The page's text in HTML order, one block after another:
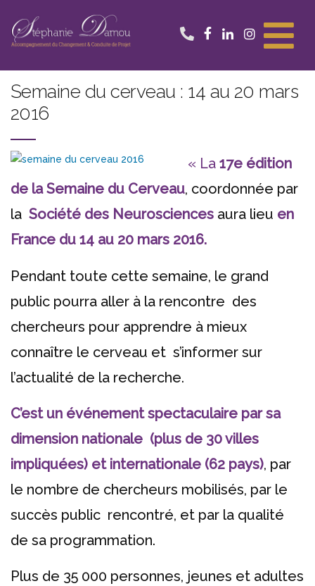
contenu
Semaine du cerveau : 14 au 20 mars
2016
« La 17e édition
de la Semaine du Cerveau, coordonnée par
la Société des Neurosciences aura lieu en
France du 14 au 20 mars 2016.
Pendant toute cette semaine, le grand
public pourra aller à la rencontre des
chercheurs pour apprendre à mieux
connaître le cerveau et s’informer sur
l’actualité de la recherche.
C’est un événement spectaculaire par sa
dimension nationale (plus de 30 villes
impliquées) et internationale (62 pays), par
le nombre de chercheurs mobilisés, par le
succès public rencontré, et par la qualité
de sa programmation.
Plus de 35 000 personnes, jeunes et adultes